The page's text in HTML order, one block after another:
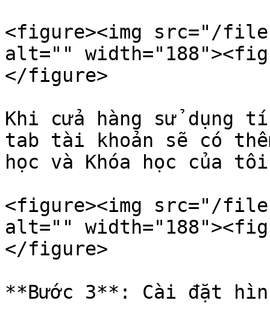
<figure><img src="/
alt=""
</figure>
Khi cửa hàng sử dụng
tab tài khoản sẽ có
học và Khóa học của tôi
<figure><img src="/files/
alt=""
</figure>
**Bước 3**: Cài đặt